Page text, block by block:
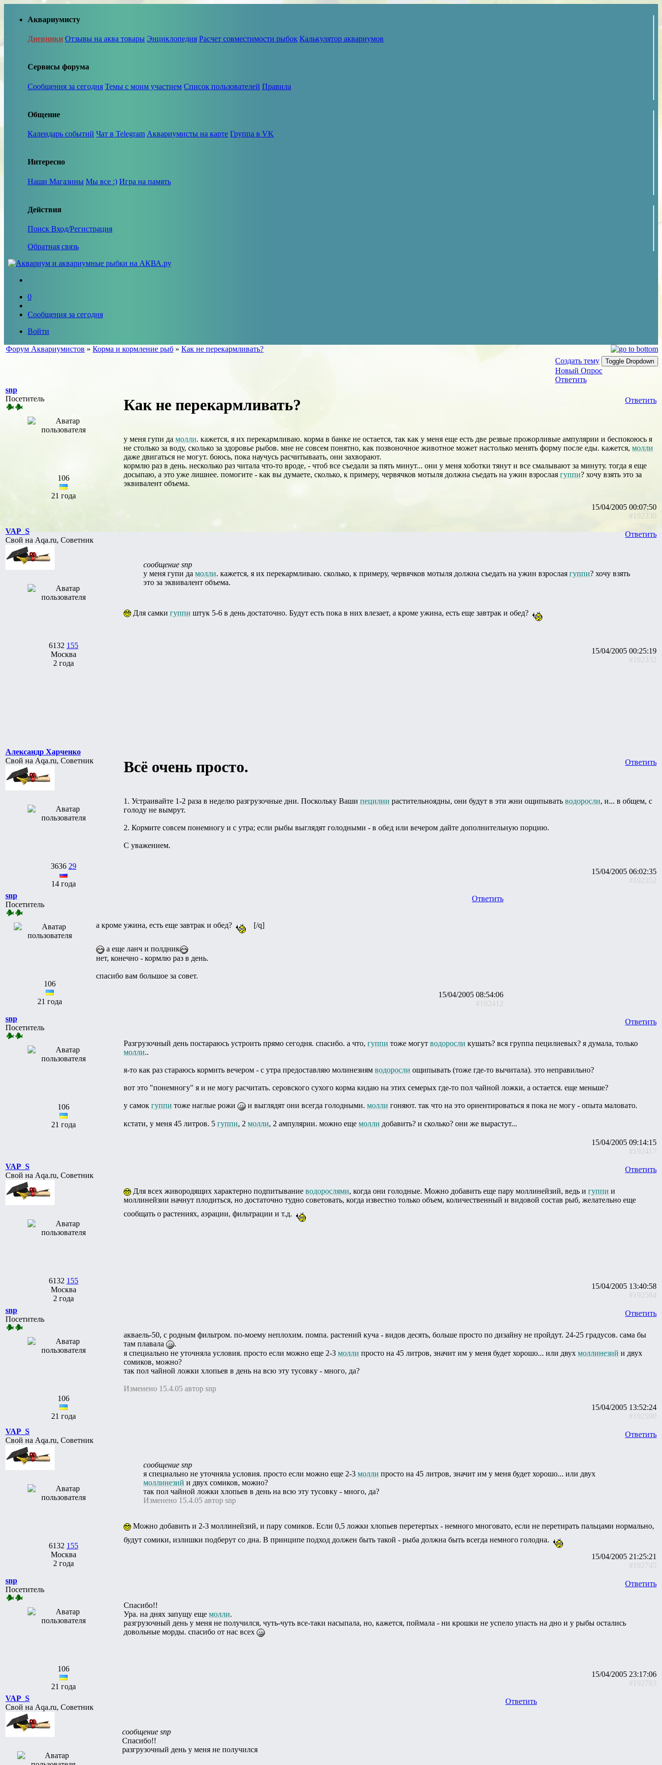
Аквариумисту
Дневники Отзывы на аква товары Энциклопедия Расчет совместимости рыбок Калькулятор аквариумов
Сервисы форума
Сообщения за сегодня Темы с моим участием Список пользователей Правила
Общение
Календарь событий Чат в Telegram Аквариумисты на карте Группа в VK
Интересно
Наши Магазины Мы все :) Игра на память
Действия
Поиск Вход/Регистрация
Обратная связь
0
Сообщения за сегодня
Войти
Форум Аквариумистов » Корма и кормление рыб » Как не перекармливать?
Создать тему
Toggle Dropdown
Новый Опрос
Ответить
snp
Посетитель
106
21 года
Ответить
Как не перекармливать?
у меня гупи да молли. кажется, я их перекармливаю. корма в банке не остается, так как у меня еще есть две резвые прожорливые ампулярии и беспокоюсь я
не столько за воду, сколько за здоровье рыбов. мне не совсем понятно, как позвоночное животное может настолько менять форму после еды. кажется, молли
даже двигаться не могут. боюсь, пока научусь расчитываать, они захворают.
кормлю раз в день. несколько раз читала что-то вроде, - чтоб все съедали за пять минут... они у меня хоботки тянут и все смалывают за минуту. тогда я еще
досыпаю, а это уже лишнее. помогите - как вы думаете, сколько, к примеру, червячков мотыля должна съедать на ужин взрослая гуппи? хочу взять это за
эквивалент объема.
15/04/2005 00:07:50
#192330
VAP_S
Свой на Aqa.ru, Советник
6132 155
Москва
2 года
Ответить
сообщение snp
у меня гупи да молли. кажется, я их перекармливаю. сколько, к примеру, червячков мотыля должна съедать на ужин взрослая гуппи? хочу взять
это за эквивалент объема.
Для самки гуппи штук 5-6 в день достаточно. Будут есть пока в них влезает, а кроме ужина, есть еще завтрак и обед?
15/04/2005 00:25:19
#192332
Александр Харченко
Свой на Aqa.ru, Советник
3636 29
14 года
Ответить
Всё очень просто.
1. Устраивайте 1-2 раза в неделю разгрузочные дни. Поскольку Ваши пецилии растительноядны, они будут в эти жни ощипывать водоросли, и... в общем, с
голоду не вымрут.
2. Кормите совсем понемногу и с утра; если рыбы выглядят голодными - в обед или вечером дайте дополнительную порцию.
С уважением.
15/04/2005 06:02:35
#192352
snp
Посетитель
106
21 года
Ответить
а кроме ужина, есть еще завтрак и обед? [/q]
а еще ланч и полдник
нет, конечно - кормлю раз в день.
спасибо вам большое за совет.
15/04/2005 08:54:06
#192412
snp
Посетитель
106
21 года
Ответить
Разгрузочный день постараюсь устроить прямо сегодня. спасибо. а что, гуппи тоже могут водоросли кушать? вся группа пецилиевых? я думала, только
молли..
я-то как раз стараюсь кормить вечером - с утра предоставляю молинезиям водоросли ощипывать (тоже где-то вычитала). это неправильно?
вот это "понемногу" я и не могу расчитать. серовского сухого корма кидаю на этих семерых где-то пол чайной ложки, а остается. еще меньше?
у самок гуппи тоже наглые рожи и выглядят они всегда голодными. молли гоняют. так что на это ориентироваться я пока не могу - опыта маловато.
кстати, у меня 45 литров. 5 гуппи, 2 молли, 2 ампулярии. можно еще молли добавить? и сколько? они же вырастут...
15/04/2005 09:14:15
#192417
VAP_S
Свой на Aqa.ru, Советник
6132 155
Москва
2 года
Ответить
Для всех живородящих характерно подпитывание водорослями, когда они голодные. Можно добавить еще пару моллинейзий, ведь и гуппи и
моллинейзии начнут плодиться, но достаточно тудно советовать, когда известно только объем, количественный и видовой состав рыб, желательно еще
сообщать о растениях, аэрации, фильтрации и т.д.
15/04/2005 13:40:58
#192584
snp
Посетитель
106
21 года
Ответить
акваель-50, с родным фильтром. по-моему неплохим. помпа. растений куча - видов десять, больше просто по дизайну не пройдут. 24-25 градусов. сама бы
там плавала
.
я специально не уточняла условия. просто если можно еще 2-3 молли просто на 45 литров, значит им у меня будет хорошо... или двух моллинезий и двух
сомиков, можно?
так пол чайной ложки хлопьев в день на всю эту тусовку - много, да?
Изменено 15.4.05 автор snp
15/04/2005 13:52:24
#192590
VAP_S
Свой на Aqa.ru, Советник
6132 155
Москва
2 года
Ответить
сообщение snp
я специально не уточняла условия. просто если можно еще 2-3 молли просто на 45 литров, значит им у меня будет хорошо... или двух
моллинезий и двух сомиков, можно?
так пол чайной ложки хлопьев в день на всю эту тусовку - много, да?
Изменено 15.4.05 автор snp
Можно добавить и 2-3 моллинейзий, и пару сомиков. Если 0,5 ложки хлопьев перетертых - немного многовато, если не перетирать пальцами нормально,
будут сомики, излишки подберут со дна. В принципе подход должен быть такой - рыба должна быть всегда немного голодна.
15/04/2005 21:25:21
#192745
snp
Посетитель
106
21 года
Ответить
Спасибо!!
Ура. на днях запущу еще молли.
разгрузочный день у меня не получился, чуть-чуть все-таки насыпала, но, кажется, поймала - ни крошки не успело упасть на дно и у рыбы остались
довольные морды. спасибо от нас всех
15/04/2005 23:17:06
#192783
VAP_S
Свой на Aqa.ru, Советник
Ответить
сообщение snp
Спасибо!!
разгрузочный день у меня не получился